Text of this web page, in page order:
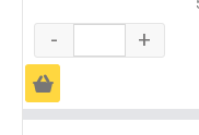
- +
Ä